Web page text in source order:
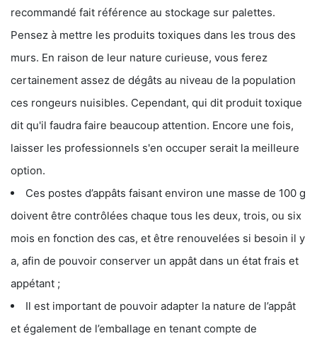
recommandé fait référence au stockage sur palettes.
Pensez à mettre les produits toxiques dans les trous des
murs. En raison de leur nature curieuse, vous ferez
certainement assez de dégâts au niveau de la population
ces rongeurs nuisibles. Cependant, qui dit produit toxique
dit qu'il faudra faire beaucoup attention. Encore une fois,
laisser les professionnels s'en occuper serait la meilleure
option.
Ces postes d’appâts faisant environ une masse de 100 g
doivent être contrôlées chaque tous les deux, trois, ou six
mois en fonction des cas, et être renouvelées si besoin il y
a, afin de pouvoir conserver un appât dans un état frais et
appétant ;
Il est important de pouvoir adapter la nature de l’appât
et également de l’emballage en tenant compte de